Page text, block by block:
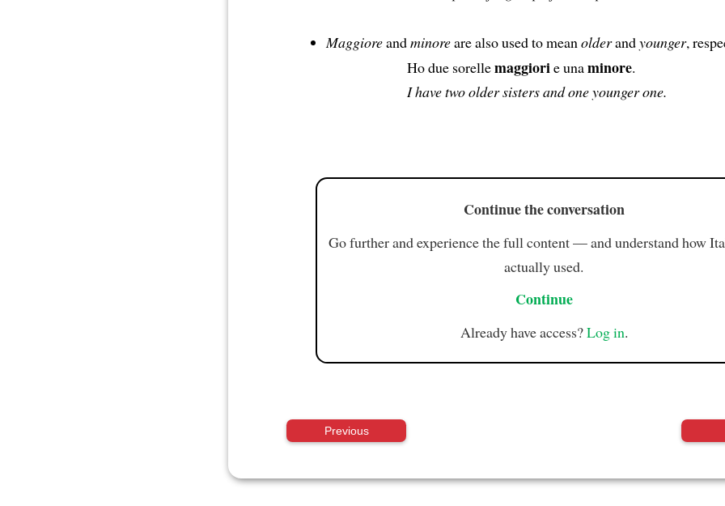
Maggioreandminoreare also used to mean olderandyounger,
Ho due sorellemaggiorie unaminore.
I have two older sisters and one younger one.
Continue the conversation
Go further and experience the full content — and understand how
actually used.
Continue
Already have access?Log in.
Previous